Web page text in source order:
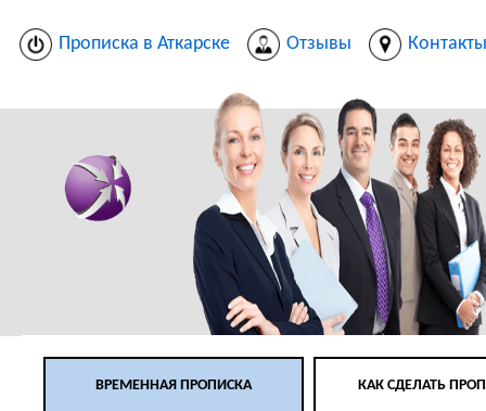
Прописка в Аткарске Отзывы
ВРЕМЕННАЯ ПРОПИСКА КАК СДЕЛАТЬ